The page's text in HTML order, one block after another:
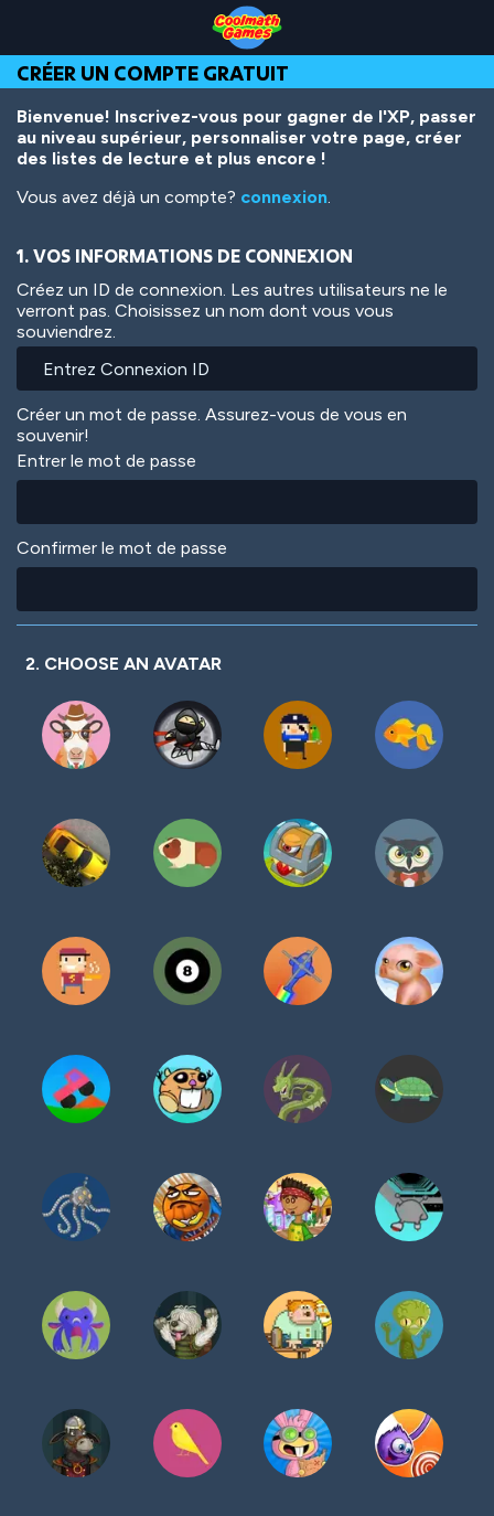
Top
of
Page
Navigation
Main
Content
Footer
contenu
principal
CRÉER UN COMPTE GRATUIT
Bienvenue! Inscrivez-vous pour gagner de l'XP, passer
au niveau supérieur, personnaliser votre page, créer
des listes de lecture et plus encore !
Vous avez déjà un compte? connexion.
1. VOS INFORMATIONS DE CONNEXION
Créez un ID de connexion. Les autres utilisateurs ne le
verront pas. Choisissez un nom dont vous vous
souviendrez.
Créer un mot de passe. Assurez-vous de vous en
souvenir!
Entrer le mot de passe
Confirmer le mot de passe
2. CHOOSE AN AVATAR